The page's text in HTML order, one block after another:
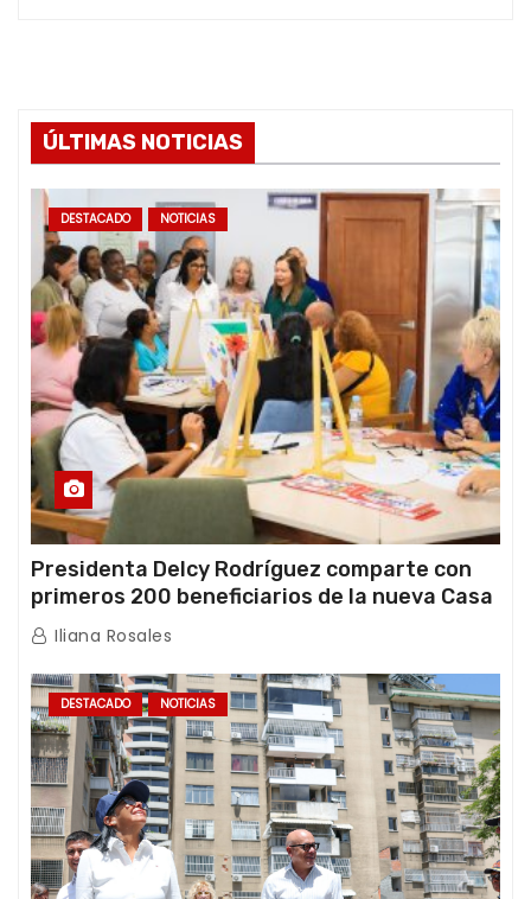
ÚLTIMAS NOTICIAS
DESTACADO NOTICIAS
Presidenta Delcy Rodríguez comparte con
primeros 200 beneficiarios de la nueva Casa
de los Abuelos “La Primavera” en Caracas
Iliana Rosales
DESTACADO NOTICIAS